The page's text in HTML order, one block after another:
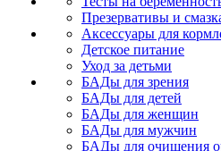
Презервативы и
Аксессуары для
Детское питание
Уход за детьми
БАДы для зрения
БАДы для детей
БАДы для женщин
БАДы для мужчин
БАДы для очищения